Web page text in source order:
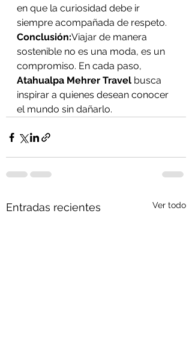
en que la curiosidad debe ir
siempre acompañada de respeto.
Conclusión:Viajar de manera
sostenible no es una moda, es un
compromiso. En cada paso,
Atahualpa Mehrer Travel busca
inspirar a quienes desean conocer
el mundo sin dañarlo.
Entradas recientes Ver todo